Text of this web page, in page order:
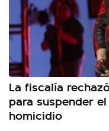
La fiscalía
para suspender
homicidio